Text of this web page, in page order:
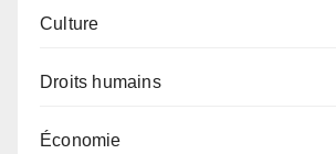
Culture
Droits humains
Économie